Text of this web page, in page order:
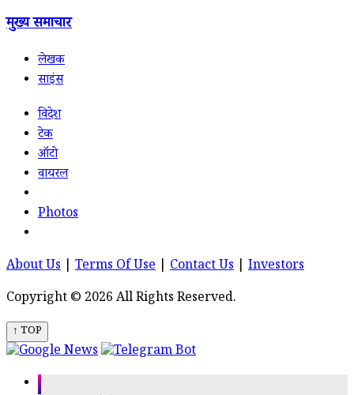
मुख्य समाचार
लेखक
साइंस
विदेश
टेक
ऑटो
वायरल
Photos
About Us Terms Of Use Contact Us
Investors
Copyright © 2026 All Rights Reserved.
↑ TOP